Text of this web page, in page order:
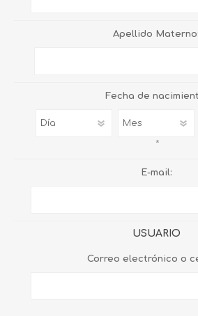
Apellido Materno:
Fecha de
*
E-mail:
USUARIO
Correo electrónico o